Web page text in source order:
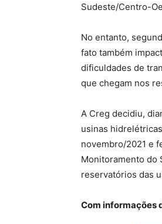
Sudeste/Centro-
No entanto,
fato também
dificuldades de
que chegam nos
A Creg decidiu,
usinas
novembro/2021 e
Monitoramento do
reservatórios das
Com informações